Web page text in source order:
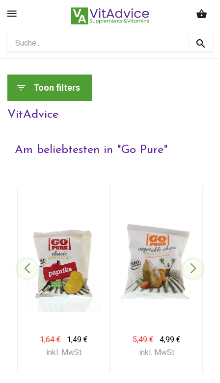
Toon filters
VitAdvice
Am beliebtesten in "Go Pure"
1,64 €
1,49 €
inkl. MwSt
5,49 €
4,99 €
inkl. MwSt